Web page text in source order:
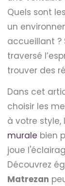
Quels sont
un
accueillant ?
traversé
trouver des
Dans cet
choisir les
à votre
murale bien
joue
Découvrez
Matrezan